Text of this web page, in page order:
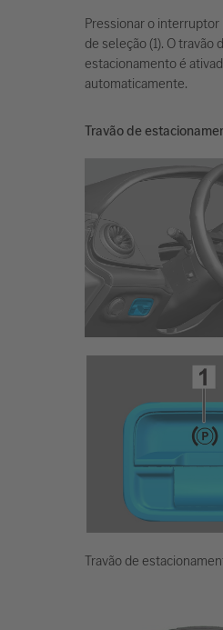
Pressionar o interruptor
de seleção (1). O travão
estacionamento é
automaticamente.
Travão de
Travão de